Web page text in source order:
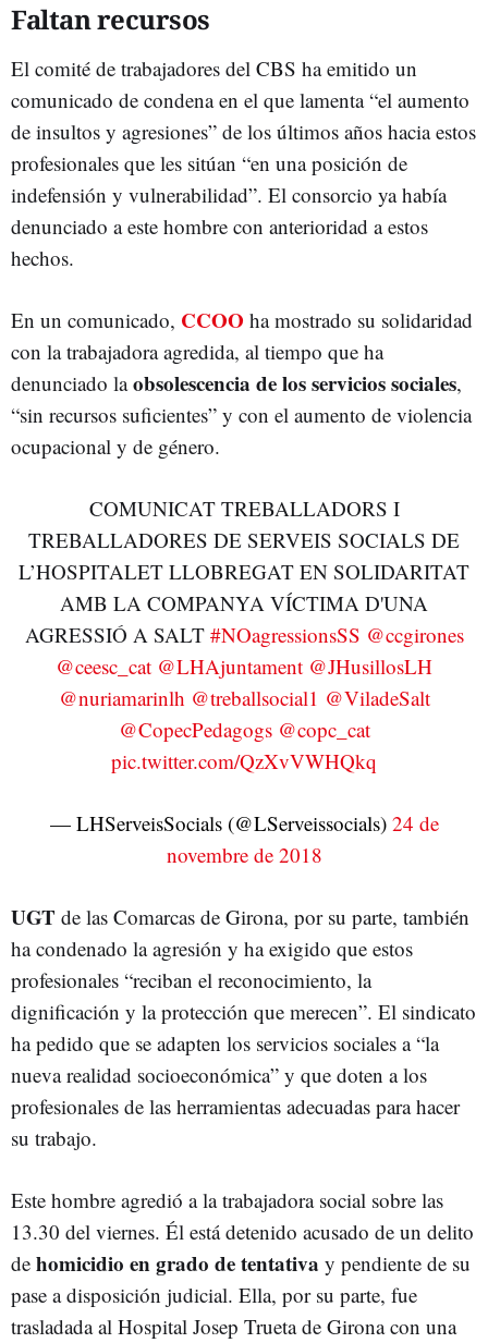
Faltan recursos
El comité de trabajadores del CBS ha emitido un
comunicado de condena en el que lamenta “el aumento
de insultos y agresiones” de los últimos años hacia estos
profesionales que les sitúan “en una posición de
indefensión y vulnerabilidad”. El consorcio ya había
denunciado a este hombre con anterioridad a estos
hechos.
En un comunicado, CCOO ha mostrado su solidaridad
con la trabajadora agredida, al tiempo que ha
denunciado laobsolescencia de los servicios sociales,
“sin recursos suficientes” y con el aumento de violencia
ocupacional y de género.
COMUNICAT TREBALLADORS I
TREBALLADORES DE SERVEIS SOCIALS DE
L’HOSPITALET LLOBREGAT EN SOLIDARITAT
AMB LA COMPANYA VÍCTIMA D'UNA
AGRESSIÓ A SALT #NOagressionsSS @ccgirones
@ceesc_cat @LHAjuntament @JHusillosLH
@nuriamarinlh @treballsocial1 @ViladeSalt
@CopecPedagogs @copc_cat
pic.twitter.com/QzXvVWHQkq
— LHServeisSocials (@LServeissocials) 24 de
novembre de 2018
UGT de las Comarcas de Girona, por su parte, también
ha condenado la agresión y ha exigido que estos
profesionales “reciban el reconocimiento, la
dignificación y la protección que merecen”. El sindicato
ha pedido que se adapten los servicios sociales a “la
nueva realidad socioeconómica” y que doten a los
profesionales de las herramientas adecuadas para hacer
su trabajo.
Este hombre agredió a la trabajadora social sobre las
13.30 del viernes. Él está detenido acusado de un delito
de homicidio en grado de tentativa y pendiente de su
pase a disposición judicial. Ella, por su parte, fue
trasladada al Hospital Josep Trueta de Girona con una